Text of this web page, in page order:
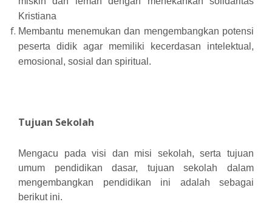
Kristiana
Membantu menemukan dan mengembangkan potensi
peserta didik agar memiliki kecerdasan intelektual,
emosional, sosial dan spiritual.
Tujuan Sekolah
Mengacu pada visi dan misi sekolah, serta tujuan
umum pendidikan dasar, tujuan sekolah dalam
mengembangkan pendidikan ini adalah sebagai
berikut ini.